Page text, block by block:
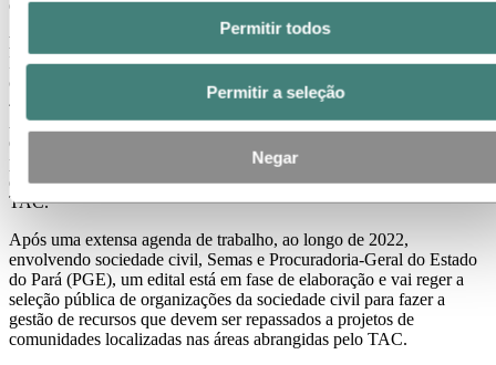
Permitir todos
Permitir a seleção
Negar
engenharia.
Recursos de multas no Fema
Hydro e depositados no Fundo Estadual de Meio Ambiente (Fema),
conforme previsto na cláusula sexta do TAC, já somam mais de R$
41 milhões. O Fema é gerenciado pela Secretaria de Estado de Meio
Ambiente e Sustentabilidade do Pará (Semas), mas os recursos,
especificamente oriundos do TAC, vão ter gestão descentralizada
para financiar projetos comunitários locais, atendendo às sugestões
da sociedade civil que participa do Comitê de Acompanhamento do
TAC.
Após uma extensa agenda de trabalho, ao longo de 2022,
envolvendo sociedade civil, Semas e Procuradoria-Geral do Estado
do Pará (PGE), um edital está em fase de elaboração e vai reger a
seleção pública de organizações da sociedade civil para fazer a
gestão de recursos que devem ser repassados a projetos de
comunidades localizadas nas áreas abrangidas pelo TAC.